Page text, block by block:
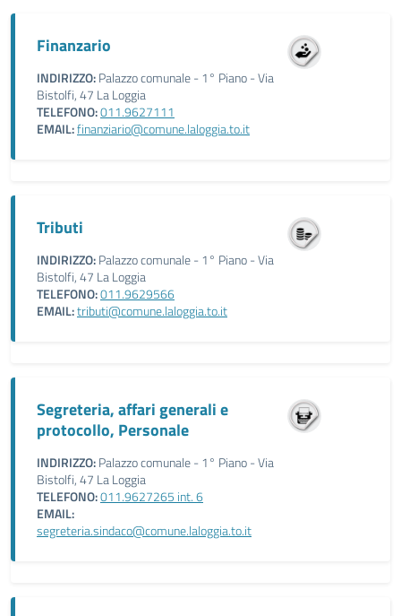
Finanzario
INDIRIZZO:Palazzo comunale - 1° Piano - Via
Bistolfi, 47 La Loggia
TELEFONO:011.9627111
EMAIL:finanziario@comune.laloggia.to.it
Tributi
INDIRIZZO:Palazzo comunale - 1° Piano - Via
Bistolfi, 47 La Loggia
TELEFONO:011.9629566
EMAIL:tributi@comune.laloggia.to.it
Segreteria, affari generali e
protocollo, Personale
INDIRIZZO:Palazzo comunale - 1° Piano - Via
Bistolfi, 47 La Loggia
TELEFONO:011.9627265 int. 6
EMAIL:
segreteria.sindaco@comune.laloggia.to.it